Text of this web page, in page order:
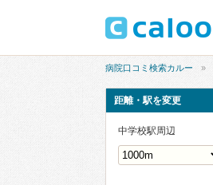
病院口コミ検索カルー
距離・駅を変更
中学校駅周辺